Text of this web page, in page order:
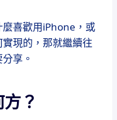
喜歡用iPhone，或
現的，那就繼續往
享。
？